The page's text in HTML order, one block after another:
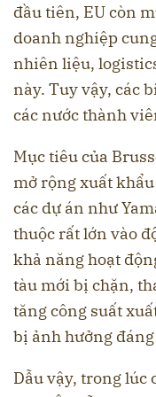
đầu tiên, EU còn
doanh nghiệp
nhiên liệu,
này. Tuy vậy, các
các nước thành
Mục tiêu của
mở rộng xuất
các dự án như
thuộc rất lớn vào
khả năng hoạt
tàu mới bị chặn,
tăng công suất
bị ảnh hưởng
Dẫu vậy, trong